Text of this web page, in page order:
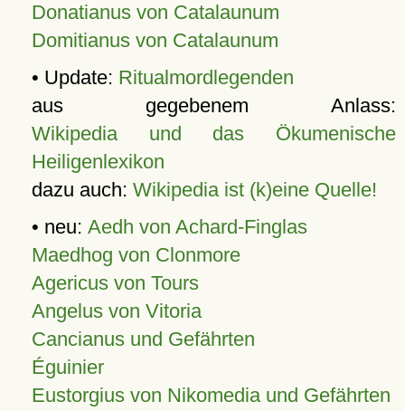
Donatianus von Catalaunum
Domitianus von Catalaunum
• Update: Ritualmordlegenden
aus gegebenem Anlass:
Wikipedia und das Ökumenische
Heiligenlexikon
dazu auch: Wikipedia ist (k)eine Quelle!
• neu: Aedh von Achard-Finglas
Maedhog von Clonmore
Agericus von Tours
Angelus von Vitoria
Cancianus und Gefährten
Éguinier
Eustorgius von Nikomedia und Gefährten